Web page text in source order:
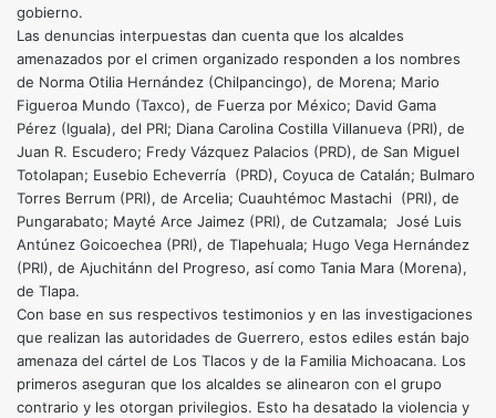
gobierno.
Las denuncias interpuestas dan cuenta que los alcaldes
amenazados por el crimen organizado responden a los nombres
de Norma Otilia Hernández (Chilpancingo), de Morena; Mario
Figueroa Mundo (Taxco), de Fuerza por México; David Gama
Pérez (Iguala), del PRI; Diana Carolina Costilla Villanueva (PRI), de
Juan R. Escudero; Fredy Vázquez Palacios (PRD), de San Miguel
Totolapan; Eusebio Echeverría (PRD), Coyuca de Catalán; Bulmaro
Torres Berrum (PRI), de Arcelia; Cuauhtémoc Mastachi (PRI), de
Pungarabato; Mayté Arce Jaimez (PRI), de Cutzamala; José Luis
Antúnez Goicoechea (PRI), de Tlapehuala; Hugo Vega Hernández
(PRI), de Ajuchitánn del Progreso, así como Tania Mara (Morena),
de Tlapa.
Con base en sus respectivos testimonios y en las investigaciones
que realizan las autoridades de Guerrero, estos ediles están bajo
amenaza del cártel de Los Tlacos y de la Familia Michoacana. Los
primeros aseguran que los alcaldes se alinearon con el grupo
contrario y les otorgan privilegios. Esto ha desatado la violencia y